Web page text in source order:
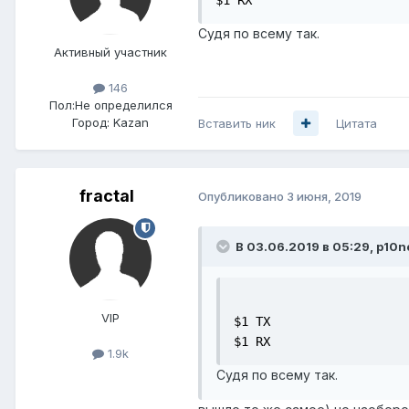
Активный участник
146
Пол:Не определился
Город: Kazan
Судя по всему так.
Вставить ник Цитата
fractal
VIP
1.9k
Опубликовано 3 июня, 2019
В 03.06.2019 в 05:29,
$1 TX
$1 RX
Судя по всему так.